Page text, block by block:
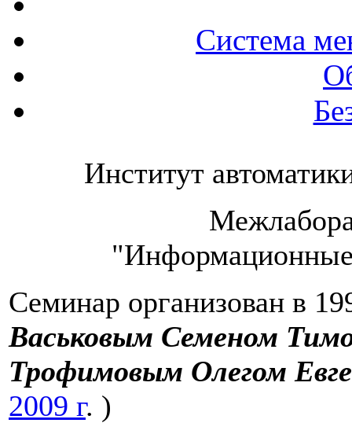
Система
Институт
Семинар организован в
Васьковым Семеном
Трофимовым Олегом
2009 г. )